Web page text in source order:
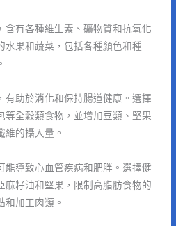
含有各種維生素、礦物質和抗氧化
水果和蔬菜，包括各種顏色和種
有助於消化和保持腸道健康。選擇
等全穀類食物，並增加豆類、堅果
維的攝入量。
能導致心血管疾病和肥胖。選擇健
麻籽油和堅果，限制高脂肪食物的
和加工肉類。